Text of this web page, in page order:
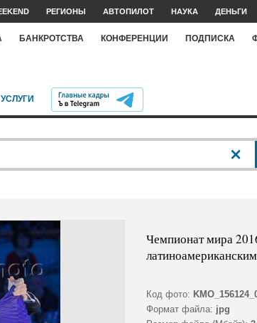
РЕГИОНЫ АВТОПИЛОТ НАУКА ДЕНЬГИ
БАНКРОТСТВА КОНФЕРЕНЦИИ ПОДПИСКА
УСЛУГИ
Чемпионат мира
Код фото:
Формат файла: jpg